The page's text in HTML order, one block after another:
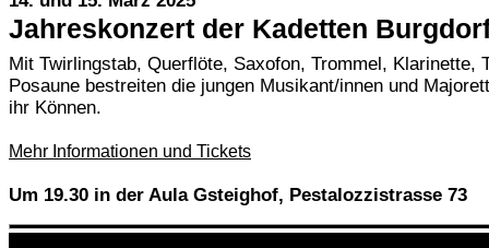
Jahreskonzert der Kadetten
Mit Twirlingstab, Querflöte, Saxofon, Trommel, Klarinette,
Posaune bestreiten die jungen Musikant/innen und
ihr Können.
Mehr Informationen und Tickets
Um 19.30 in der Aula Gsteighof, Pestalozzistrasse 73